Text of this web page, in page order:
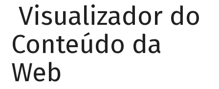
Visualizador do
Conteúdo da
Web